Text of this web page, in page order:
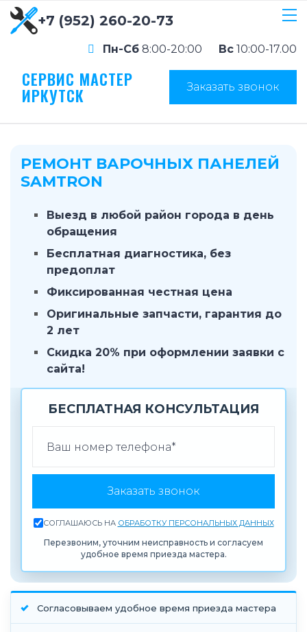
+7 (952) 260-20-73
Пн-Сб 8:00-20:00 Вс 10:00-17.00
СЕРВИС МАСТЕР
ИРКУТСК Заказать звонок
РЕМОНТ ВАРОЧНЫХ ПАНЕЛЕЙ
SAMTRON
Выезд в любой район города в день
обращения
Бесплатная диагностика, без
предоплат
Фиксированная честная цена
Оригинальные запчасти, гарантия до
2 лет
Скидка 20% при оформлении заявки с
сайта!
БЕСПЛАТНАЯ КОНСУЛЬТАЦИЯ
Заказать звонок
СОГЛАШАЮСЬ НА ОБРАБОТКУ ПЕРСОНАЛЬНЫХ ДАННЫХ
Перезвоним, уточним неисправность и согласуем
удобное время приезда мастера.
Согласовываем удобное время приезда мастера